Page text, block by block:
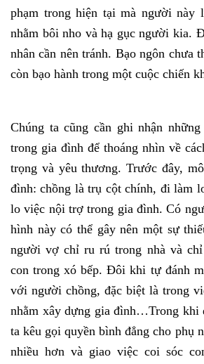
phạm trong hiện tại mà người này
nhằm bôi nho và hạ gục người kia.
nhân cần nên tránh. Bạo ngôn chưa
còn bạo hành trong một cuộc chiến
Chúng ta cũng cần ghi nhận
trong gia đình để thoáng nhìn về
trọng và yêu thương. Trước đây,
đình: chồng là trụ cột chính, đi làm
lo việc nội trợ trong gia đình. Có
hình này có thể gây nên một sự
người vợ chỉ ru rú trong nhà và
con trong xó bếp. Đôi khi tự đánh
với người chồng, đặc biệt là trong
nhằm xây dựng gia đình…Trong khi
ta kêu gọi quyền bình đẳng cho phụ
nhiều hơn và giao việc coi sóc